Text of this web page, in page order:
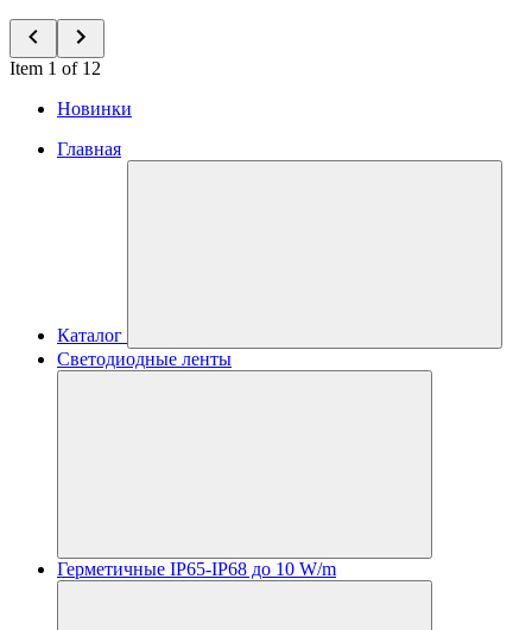
Item 1 of 12
Новинки
Главная
Каталог
Светодиодные ленты
Герметичные IP65-IP68 до 10 W/m